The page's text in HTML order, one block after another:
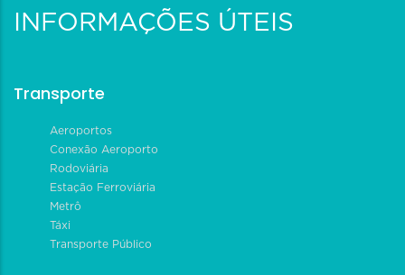
INFORMAÇÕES ÚTEIS
Transporte
Aeroportos
Conexão Aeroporto
Rodoviária
Estação Ferroviária
Metrô
Táxi
Transporte Público